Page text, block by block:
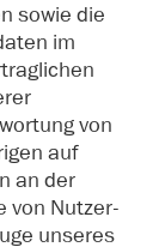
sowie die
im
von
auf
an der
von Nutzer-
unseres